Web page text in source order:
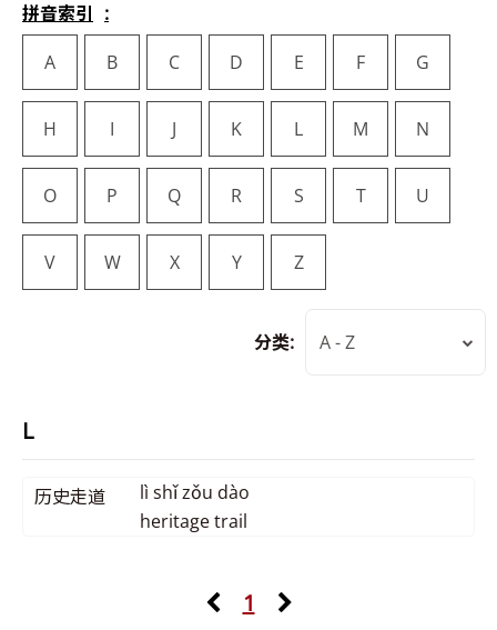
拼音索引
A
B C D E F G
H I J K L M N
O P Q R S T U
V W X Y Z
分类: A - Z
L
历史走道
lì shǐ zǒu dào
heritage trail
1